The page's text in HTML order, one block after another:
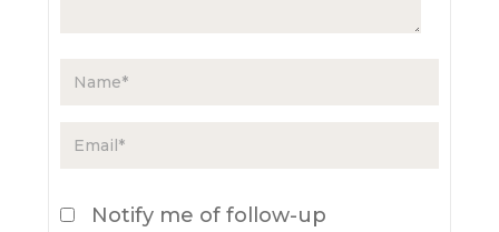
Notify me of follow-up